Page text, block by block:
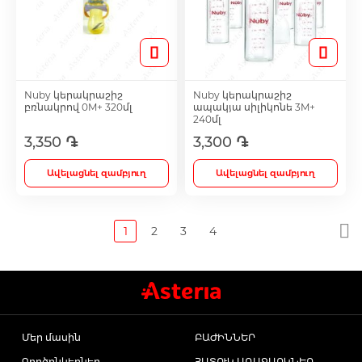
Nuby կերակրաշիշ
բռնակրով 0M+ 320մլ
3,350 ֏
Ավելացնել զամբյուղ
Nuby կերակրաշիշ
ապակյա սիլիկոնե 3M+
240մլ
3,300 ֏
Ավելացնել զամբյուղ
1 2 3 4
ԲԱԺԻՆՆԵՐ
Մեր մասին